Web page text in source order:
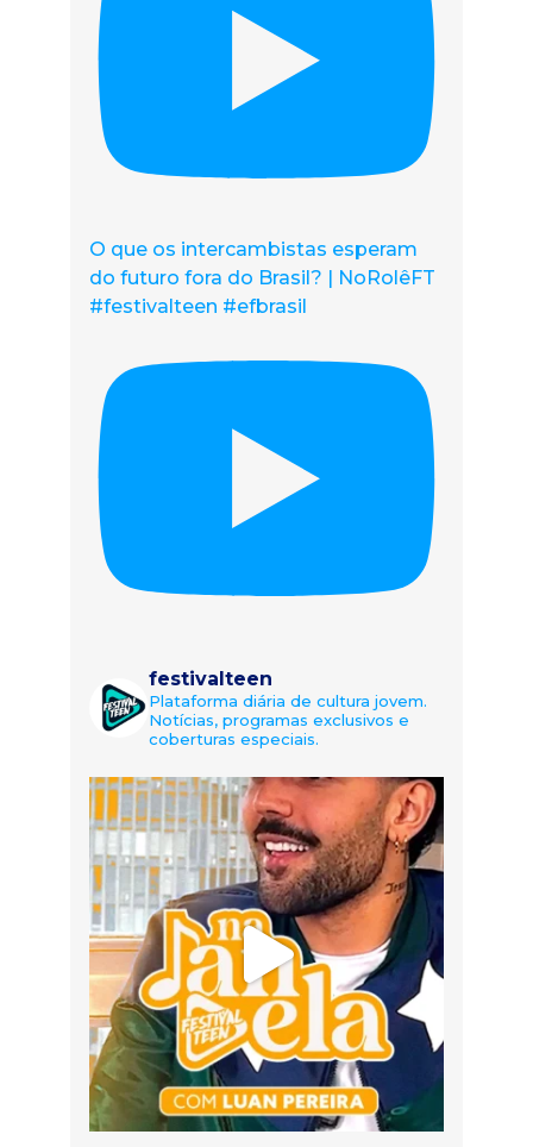
O que os intercambistas esperam
do futuro fora do Brasil? | NoRolêFT
#festivalteen #efbrasil
festivalteen
Plataforma diária de cultura jovem.
Notícias, programas exclusivos e
coberturas especiais.